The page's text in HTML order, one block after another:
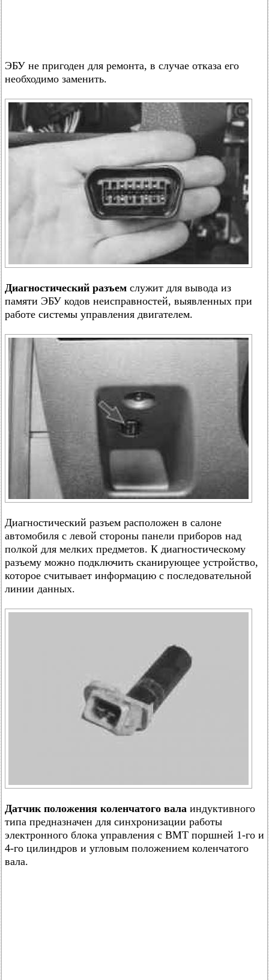
ЭБУ не пригоден для ремонта, в случае отказа его
необходимо заменить.
Диагностический разъем служит для вывода из
памяти ЭБУ кодов неисправностей, выявленных при
работе системы управления двигателем.
Диагностический разъем расположен в салоне
автомобиля с левой стороны панели приборов над
полкой для мелких предметов. К диагностическому
разъему можно подключить сканирующее устройство,
которое считывает информацию с последовательной
линии данных.
Датчик положения коленчатого вала индуктивного
типа предназначен для синхронизации работы
электронного блока управления с ВМТ поршней 1-го и
4-го цилиндров и угловым положением коленчатого
вала.